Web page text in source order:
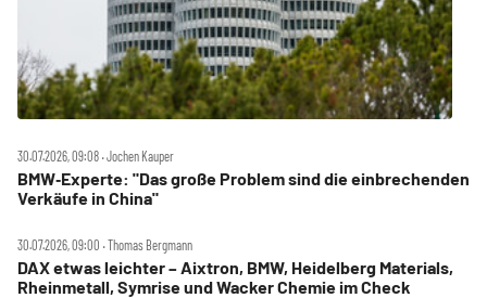
30.07.2026, 09:08 ‧ Jochen Kauper
BMW‑Experte: "Das große Problem sind die einbrechenden
Verkäufe in China"
30.07.2026, 09:00 ‧ Thomas Bergmann
DAX etwas leichter – Aixtron, BMW, Heidelberg Materials,
Rheinmetall, Symrise und Wacker Chemie im Check